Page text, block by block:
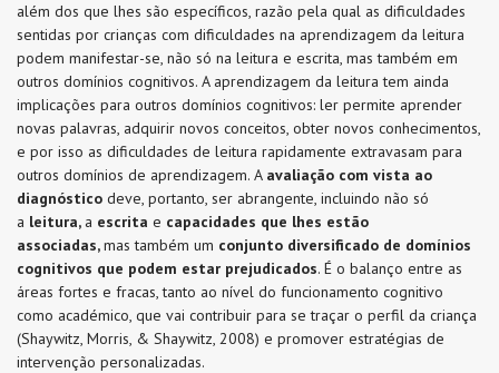
além dos que lhes são específicos, razão pela qual as dificuldades
sentidas por crianças com dificuldades na aprendizagem da leitura
podem manifestar-se, não só na leitura e escrita, mas também em
outros domínios cognitivos. A aprendizagem da leitura tem ainda
implicações para outros domínios cognitivos: ler permite aprender
novas palavras, adquirir novos conceitos, obter novos conhecimentos,
e por isso as dificuldades de leitura rapidamente extravasam para
outros domínios de aprendizagem. A avaliação com vista ao
diagnóstico deve, portanto, ser abrangente, incluindo não só
a leitura, a escrita e capacidades que lhes estão
associadas,mas também um conjunto diversificado de domínios
cognitivos que podem estar prejudicados. É o balanço entre as
áreas fortes e fracas, tanto ao nível do funcionamento cognitivo
como académico, que vai contribuir para se traçar o perfil da criança
(Shaywitz, Morris, & Shaywitz, 2008) e promover estratégias de
intervenção personalizadas.